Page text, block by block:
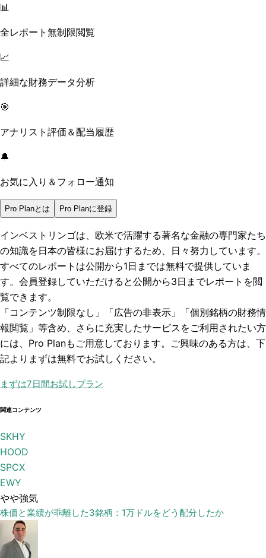
📊
全レポート無制限閲覧
📈
詳細な財務データ分析
🎯
アナリスト評価＆配当履歴
🔔
お気に入り＆フォロー通知
Pro Planとは Pro Planに登録
インベストリンゴは、欧米で活躍する著名な金融の専門家たち
の知識を日本の皆様にお届けするため、日々努力しています。
すべてのレポートは公開から1日までは無料で提供していま
す。会員登録していただけると公開から3日までレポートを閲
覧できます。
「コンテンツ制限なし」「広告の非表示」「個別銘柄の財務情
報閲覧」 等含め、さらに充実したサービスをご利用されたい方
には、Pro Planもご用意しております。ご興味のある方は、下
記よりまずは無料でお試しください。
まずは7日間お試しプラン
関連コンテンツ
SKHY
HOOD
SPCX
EWY
やや強気
株価と業績が乖離した3銘柄：1万ドルをどう配分したか